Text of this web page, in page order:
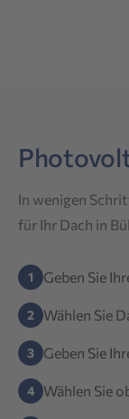
In wenigen
für Ihr Dach in
Geben Sie
Wählen Sie
Geben Sie
Wählen Sie